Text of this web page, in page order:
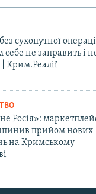
сухопутної
не заправить і
| Крим.Реалії
Росія»:
прийом нових
на Кримському